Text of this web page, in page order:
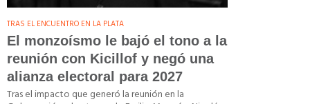
TRAS EL ENCUENTRO EN LA PLATA
El monzoísmo le bajó el tono a la
reunión con Kicillof y negó una
alianza electoral para 2027
Tras el impacto que generó la reunión en la